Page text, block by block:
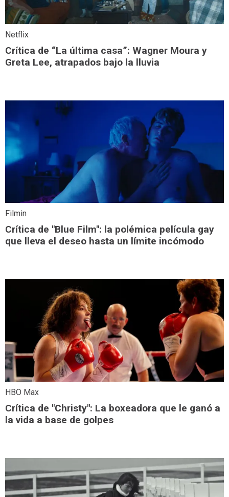
Netflix
Crítica de “La última casa”: Wagner Moura y
Greta Lee, atrapados bajo la lluvia
Filmin
Crítica de "Blue Film": la polémica película gay
que lleva el deseo hasta un límite incómodo
HBO Max
Crítica de "Christy": La boxeadora que le ganó a
la vida a base de golpes